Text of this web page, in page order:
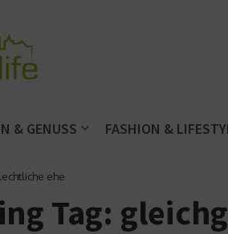
& GENUSS FASHION &
ehe
Tag: